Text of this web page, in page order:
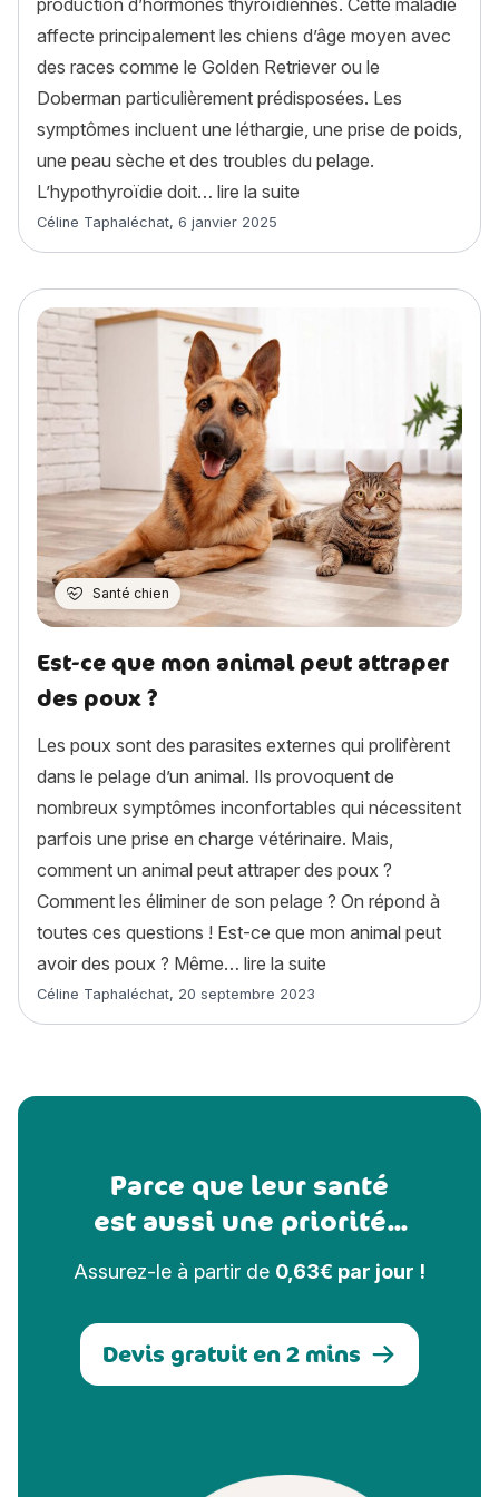
production d’hormones thyroïdiennes. Cette maladie
affecte principalement les chiens d’âge moyen avec
des races comme le Golden Retriever ou le
Doberman particulièrement prédisposées. Les
symptômes incluent une léthargie, une prise de poids,
une peau sèche et des troubles du pelage.
L’hypothyroïdie doit… lire la suite
Article rédigé par
Céline Taphaléchat, 6 janvier 2025
Santé chien
Est-ce que mon animal peut attraper
des poux ?
Les poux sont des parasites externes qui prolifèrent
dans le pelage d’un animal. Ils provoquent de
nombreux symptômes inconfortables qui nécessitent
parfois une prise en charge vétérinaire. Mais,
comment un animal peut attraper des poux ?
Comment les éliminer de son pelage ? On répond à
toutes ces questions ! Est-ce que mon animal peut
avoir des poux ? Même… lire la suite
Article rédigé par
Céline Taphaléchat, 20 septembre 2023
Parce que leur santé
est aussi une priorité...
Assurez-le à partir de 0,63€ par jour !
Devis gratuit en 2 mins